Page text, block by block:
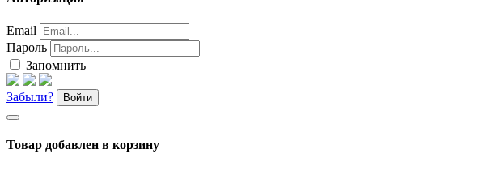
Email
Пароль
Запомнить
Забыли? Войти
Товар добавлен в корзину